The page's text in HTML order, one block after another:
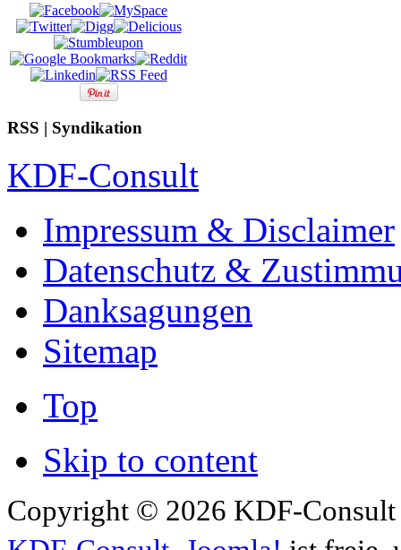
RSS | Syndikation
KDF-Consult
Impressum & Disclaimer
Datenschutz &
Danksagungen
Sitemap
Top
Skip to content
Copyright © 2026 KDF-